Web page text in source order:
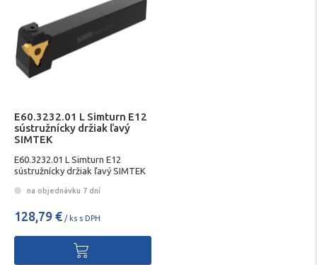
E60.3232.01 L Simturn E12
sústružnícky držiak ľavý
SIMTEK
E60.3232.01 L Simturn E12
sústružnícky držiak ľavý SIMTEK
na objednávku 7 dní
128,79 € / ks s DPH